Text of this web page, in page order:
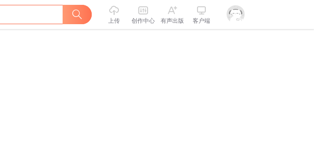
上传 创作中心 有声出版 客户端